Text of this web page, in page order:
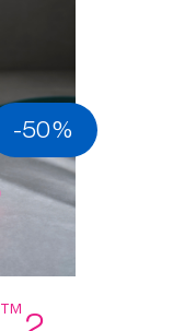
-50%
™